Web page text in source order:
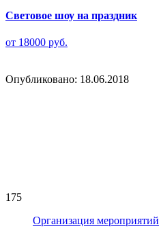
Световое шоу на праздник
от 18000 руб.
Опубликовано: 18.06.2018
175
Организация мероприятий